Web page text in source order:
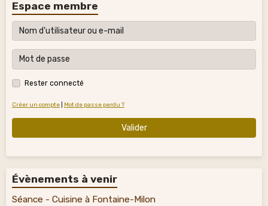
Espace membre
Rester connecté
Créer un compte Mot de passe perdu ?
Valider
Évènements à venir
Séance - Cuisine à Fontaine-Milon